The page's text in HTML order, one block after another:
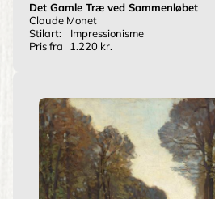
Det Gamle Træ ved Sammenløbet
Claude Monet
Stilart:
Impressionisme
Pris fra
1.220 kr.